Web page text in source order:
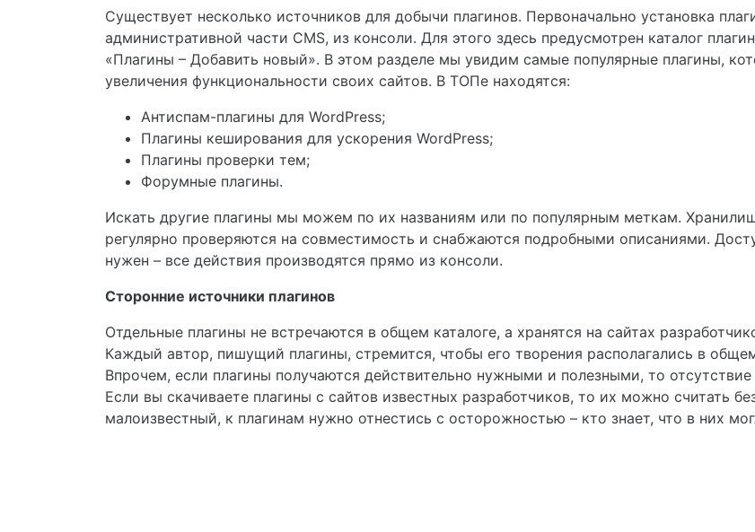
Существует несколько источников для добычи плагинов. Первоначально установка
административной части CMS, из консоли. Для этого здесь предусмотрен каталог
«Плагины – Добавить новый». В этом разделе мы увидим самые популярные плагины,
увеличения функциональности своих сайтов. В ТОПе находятся:
Антиспам-плагины для WordPress;
Плагины кеширования для ускорения WordPress;
Плагины проверки тем;
Форумные плагины.
Искать другие плагины мы можем по их названиям или по популярным меткам.
регулярно проверяются на совместимость и снабжаются подробными описаниями.
нужен – все действия производятся прямо из консоли.
Сторонние источники плагинов
Отдельные плагины не встречаются в общем каталоге, а хранятся на сайтах
Каждый автор, пишущий плагины, стремится, чтобы его творения располагались в
Впрочем, если плагины получаются действительно нужными и полезными, то
Если вы скачиваете плагины с сайтов известных разработчиков, то их можно считать
малоизвестный, к плагинам нужно отнестись с осторожностью – кто знает, что в них